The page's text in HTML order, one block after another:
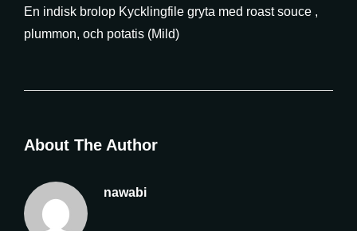
En indisk brolop Kycklingfile gryta med roast souce ,
plummon, och potatis (Mild)
About The Author
nawabi